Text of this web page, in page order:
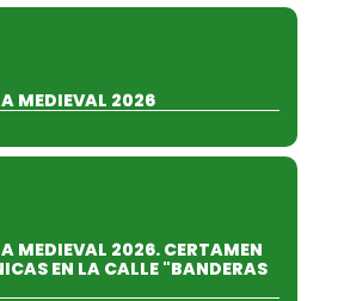
MEDIEVAL 2026
MEDIEVAL 2026. CERTAMEN
EN LA CALLE "BANDERAS